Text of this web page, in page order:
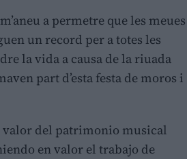
a permetre que les meues
un record per a totes les
la vida a causa de la riuada
part d’esta festa de moros i
valor del patrimonio musical
en valor el trabajo de